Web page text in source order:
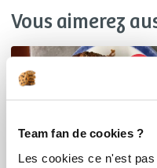
Team fan de cookies ?
Les cookies ce n'est
Vous aimerez